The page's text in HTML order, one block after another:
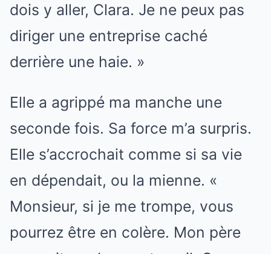
dois y aller, Clara. Je ne peux pas
diriger une entreprise caché
derrière une haie. »
Elle a agrippé ma manche une
seconde fois. Sa force m’a surpris.
Elle s’accrochait comme si sa vie
en dépendait, ou la mienne. «
Monsieur, si je me trompe, vous
pourrez être en colère. Mon père